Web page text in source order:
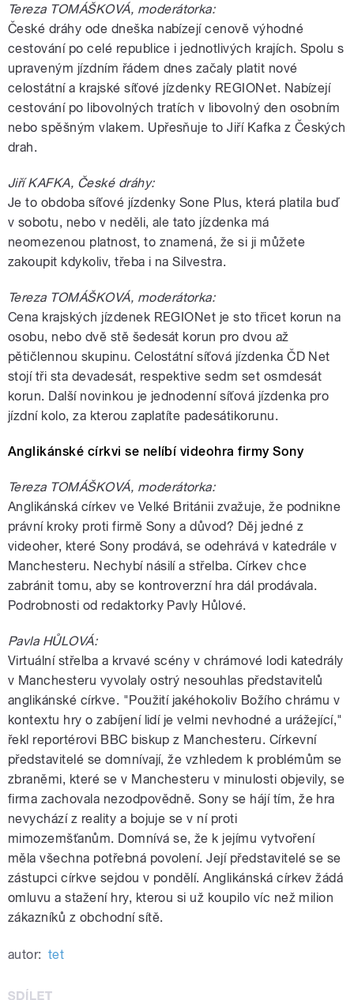
Tereza TOMÁŠKOVÁ, moderátorka:
České dráhy ode dneška nabízejí cenově výhodné
cestování po celé republice i jednotlivých krajích. Spolu s
upraveným jízdním řádem dnes začaly platit nové
celostátní a krajské síťové jízdenky REGIONet. Nabízejí
cestování po libovolných tratích v libovolný den osobním
nebo spěšným vlakem. Upřesňuje to Jiří Kafka z Českých
drah.
Jiří KAFKA, České dráhy:
Je to obdoba síťové jízdenky Sone Plus, která platila buď
v sobotu, nebo v neděli, ale tato jízdenka má
neomezenou platnost, to znamená, že si ji můžete
zakoupit kdykoliv, třeba i na Silvestra.
Tereza TOMÁŠKOVÁ, moderátorka:
Cena krajských jízdenek REGIONet je sto třicet korun na
osobu, nebo dvě stě šedesát korun pro dvou až
pětičlennou skupinu. Celostátní síťová jízdenka ČD Net
stojí tři sta devadesát, respektive sedm set osmdesát
korun. Další novinkou je jednodenní síťová jízdenka pro
jízdní kolo, za kterou zaplatíte padesátikorunu.
Anglikánské církvi se nelíbí videohra firmy Sony
Tereza TOMÁŠKOVÁ, moderátorka:
Anglikánská církev ve Velké Británii zvažuje, že podnikne
právní kroky proti firmě Sony a důvod? Děj jedné z
videoher, které Sony prodává, se odehrává v katedrále v
Manchesteru. Nechybí násilí a střelba. Církev chce
zabránit tomu, aby se kontroverzní hra dál prodávala.
Podrobnosti od redaktorky Pavly Hůlové.
Pavla HŮLOVÁ:
Virtuální střelba a krvavé scény v chrámové lodi katedrály
v Manchesteru vyvolaly ostrý nesouhlas představitelů
anglikánské církve. "Použití jakéhokoliv Božího chrámu v
kontextu hry o zabíjení lidí je velmi nevhodné a urážející,"
řekl reportérovi BBC biskup z Manchesteru. Církevní
představitelé se domnívají, že vzhledem k problémům se
zbraněmi, které se v Manchesteru v minulosti objevily, se
firma zachovala nezodpovědně. Sony se hájí tím, že hra
nevychází z reality a bojuje se v ní proti
mimozemšťanům. Domnívá se, že k jejímu vytvoření
měla všechna potřebná povolení. Její představitelé se se
zástupci církve sejdou v pondělí. Anglikánská církev žádá
omluvu a stažení hry, kterou si už koupilo víc než milion
zákazníků z obchodní sítě.
autor: tet